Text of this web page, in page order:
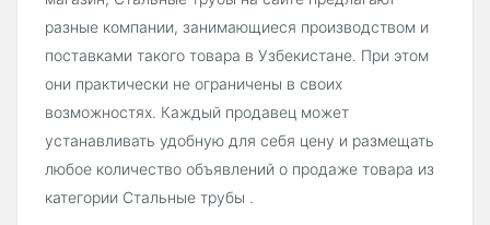
разные компании, занимающиеся производством и
поставками такого товара в Узбекистане. При этом
они практически не ограничены в своих
возможностях. Каждый продавец может
устанавливать удобную для себя цену и размещать
любое количество объявлений о продаже товара из
категории Стальные трубы .